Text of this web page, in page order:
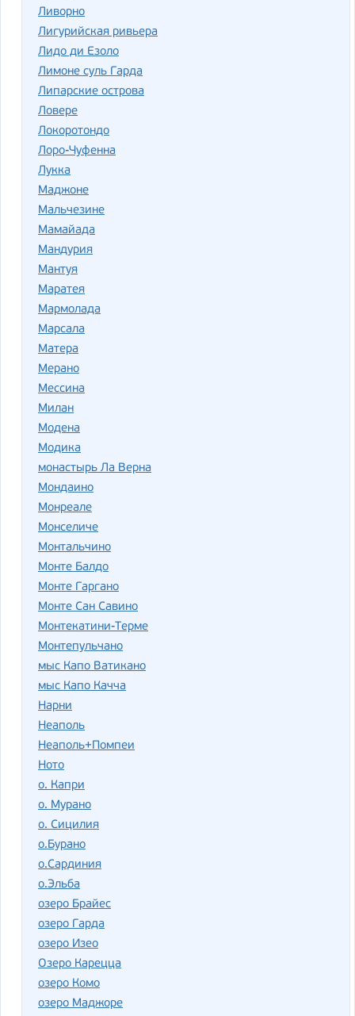
Ливорно
Лигурийская ривьера
Лидо ди Езоло
Лимоне суль Гарда
Липарские острова
Ловере
Локоротондо
Лоро-Чуфенна
Лукка
Маджоне
Мальчезине
Мамайада
Мандурия
Мантуя
Маратея
Мармолада
Марсала
Матера
Мерано
Мессина
Милан
Модена
Модика
монастырь Ла Верна
Мондаино
Монреале
Монселиче
Монтальчино
Монте Балдо
Монте Гаргано
Монте Сан Савино
Монтекатини-Терме
Монтепульчано
мыс Капо Ватикано
мыс Капо Качча
Нарни
Неаполь
Неаполь+Помпеи
Ното
о. Капри
о. Мурано
о. Сицилия
о.Бурано
о.Сардиния
о.Эльба
озеро Брайес
озеро Гарда
озеро Изео
Озеро Карецца
озеро Комо
озеро Маджоре